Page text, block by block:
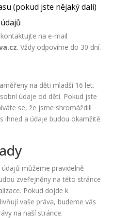
(pokud jste nějaký dali)
na e-mail
. Vždy odpovíme do 30 dní.
na děti mladší 16 let.
údaje od dětí. Pokud jste
se, že jsme shromáždili
ihned a údaje budou okamžitě
můžeme pravidelně
zveřejněny na této stránce
Pokud dojde k
vaše práva, budeme vás
na naší stránce.